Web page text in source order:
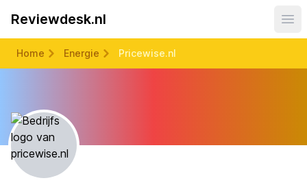
Reviewdesk.nl
Home Energie Pricewise.nl